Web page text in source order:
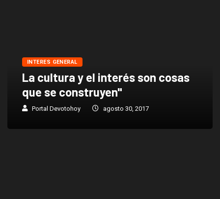
INTERES GENERAL
La cultura y el interés son cosas
que se construyen"
Portal Devotohoy agosto 30, 2017